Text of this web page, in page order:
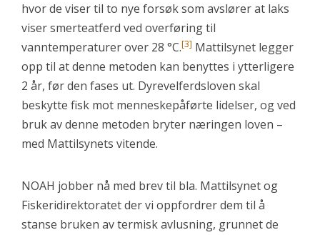
hvor de viser til to nye forsøk som avslører at laks
viser smerteatferd ved overføring til
vanntemperaturer over 28 °C.[3] Mattilsynet legger
opp til at denne metoden kan benyttes i ytterligere
2 år, før den fases ut. Dyrevelferdsloven skal
beskytte fisk mot menneskepåførte lidelser, og ved
bruk av denne metoden bryter næringen loven –
med Mattilsynets vitende.
NOAH jobber nå med brev til bla. Mattilsynet og
Fiskeridirektoratet der vi oppfordrer dem til å
stanse bruken av termisk avlusning, grunnet de